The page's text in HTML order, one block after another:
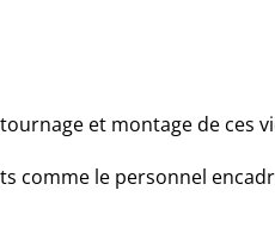
et montage de ces
comme le personnel